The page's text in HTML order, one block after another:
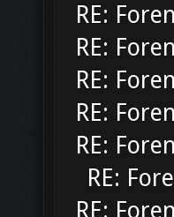
RE:
RE:
RE:
RE:
RE:
RE:
RE: